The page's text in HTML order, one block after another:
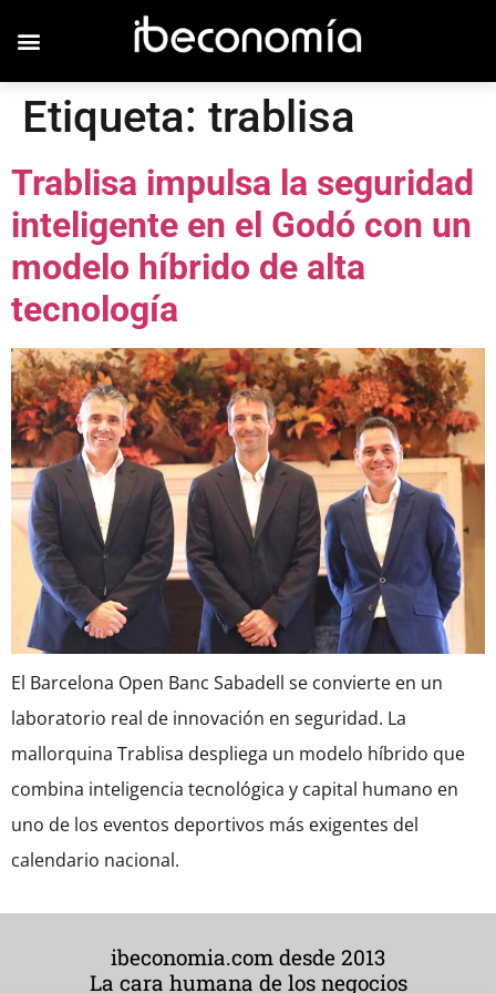
Etiqueta: trablisa
Trablisa impulsa la seguridad
inteligente en el Godó con un
modelo híbrido de alta
tecnología
El Barcelona Open Banc Sabadell se convierte en un
laboratorio real de innovación en seguridad. La
mallorquina Trablisa despliega un modelo híbrido que
combina inteligencia tecnológica y capital humano en
uno de los eventos deportivos más exigentes del
calendario nacional.
ibeconomia.com desde 2013
La cara humana de los negocios